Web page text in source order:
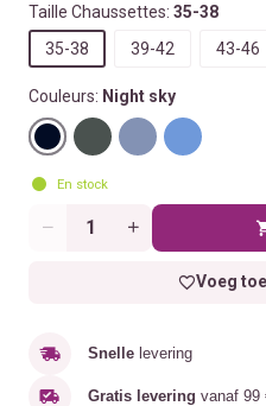
Taille Chaussettes: 35-38
35-38
39-42 43-46
Couleurs: Night sky
En stock
Aantal
Voeg
Snelle levering
Gratis levering vanaf 99